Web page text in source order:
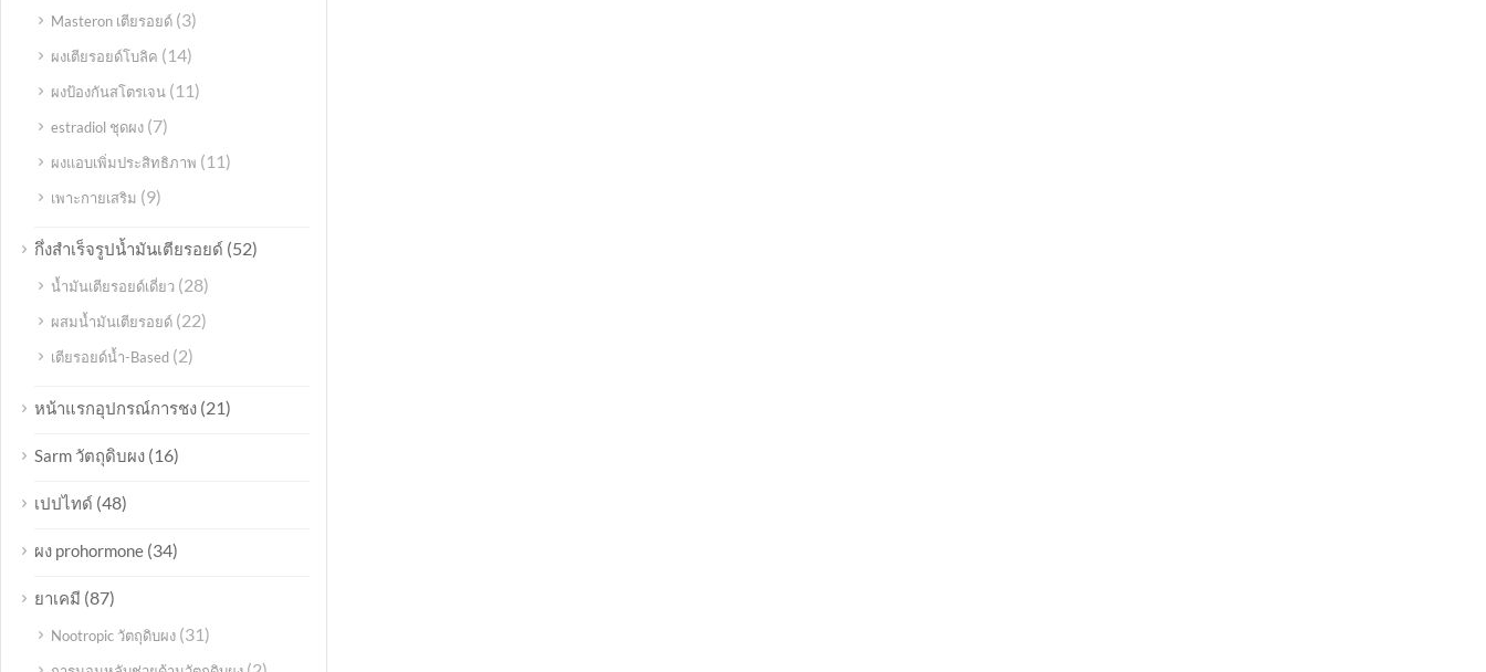
Masteron เตียรอยด์ (3)
ผงเตียรอยด์โบลิค (14)
ผงป้องกันสโตรเจน (11)
estradiol ชุดผง (7)
ผงแอบเพิ่มประสิทธิภาพ (11)
เพาะกายเสริม (9)
กึ่งสำเร็จรูปน้ำมันเตียรอยด์ (52)
น้ำมันเตียรอยด์เดี่ยว (28)
ผสมน้ำมันเตียรอยด์ (22)
เตียรอยด์น้ำ-Based (2)
หน้าแรกอุปกรณ์การชง (21)
Sarm วัตถุดิบผง (16)
เปปไทด์ (48)
ผง prohormone (34)
ยาเคมี (87)
Nootropic วัตถุดิบผง (31)